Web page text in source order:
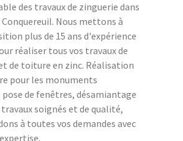
des travaux de zinguerie dans
Nous mettons à
plus de 15 ans d'expérience
réaliser tous vos travaux de
de toiture en zinc. Réalisation
pour les monuments
de fenêtres, désamiantage
soignés et de qualité,
à toutes vos demandes avec